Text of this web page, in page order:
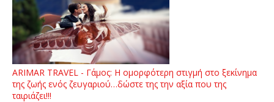
ARIMAR TRAVEL - Γάμος: Η ομορφότερη στιγμή στο ξεκίνημα
της ζωής ενός ζευγαριού…δώστε της την αξία που της
ταιριάζει!!!